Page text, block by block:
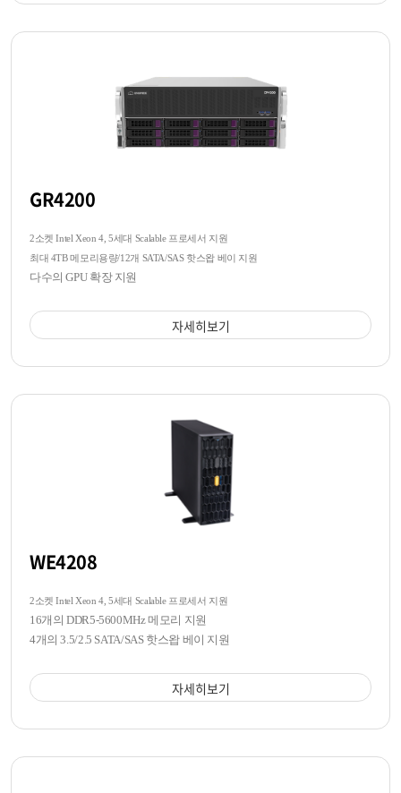
GR4200
2소켓 Intel Xeon 4, 5세대 Scalable 프로세서 지원
최대 4TB 메모리용량/12개 SATA/SAS 핫스왑 베이 지원
다수의 GPU 확장 지원
자세히보기
WE4208
2소켓 Intel Xeon 4, 5세대 Scalable 프로세서 지원
16개의 DDR5-5600MHz 메모리 지원
4개의 3.5/2.5 SATA/SAS 핫스왑 베이 지원
자세히보기